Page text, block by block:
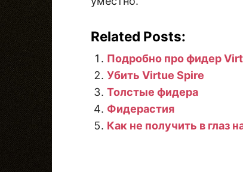
Related Posts:
Подробно про фидер
Убить Virtue Spire
Толстые фидера
Фидерастия
Как не получить в глаз